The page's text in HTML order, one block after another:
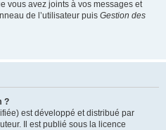
vous avez joints à vos messages et
de l’utilisateur puis Gestion des
?
est développé et distribué par
Il est publié sous la licence